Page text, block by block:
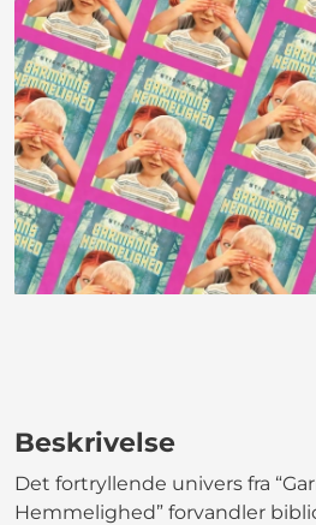
Beskrivelse
Det fortryllende univers fra
Hemmelighed” forvandler